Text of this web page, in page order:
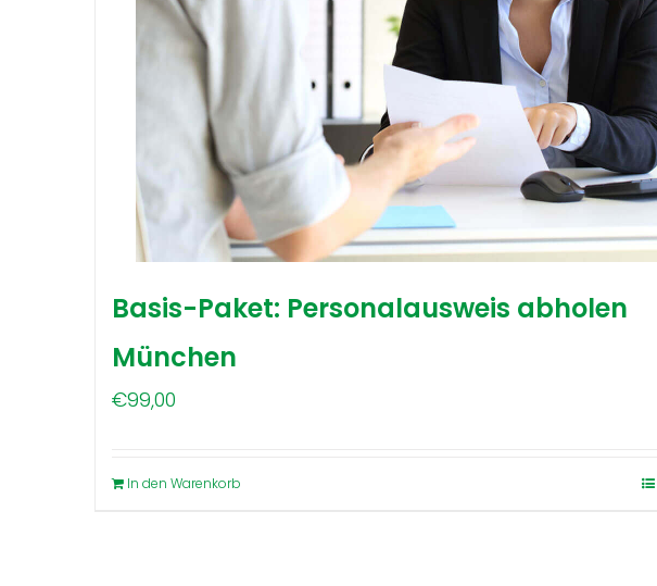
Basis-Paket: Personalausweis abholen
München
€99,00
In den Warenkorb